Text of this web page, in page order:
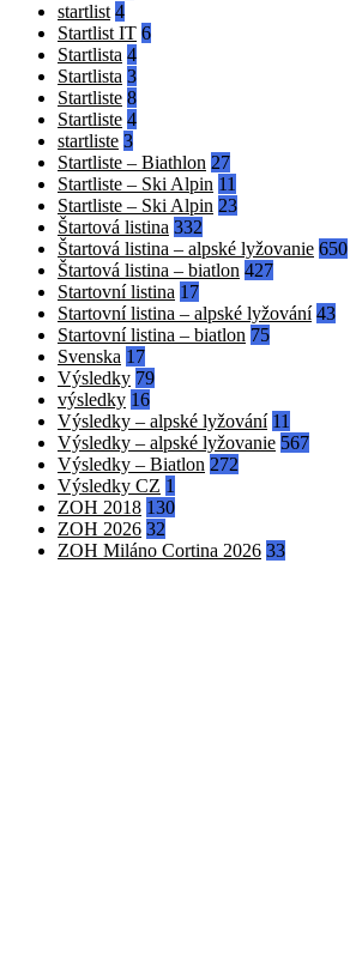
startlist 4
Startlist IT 6
Startlista 4
Startlista 3
Startliste 8
Startliste 4
startliste 3
Startliste – Biathlon 27
Startliste – Ski Alpin 11
Startliste – Ski Alpin 23
Štartová listina 332
Štartová listina – alpské lyžovanie 650
Štartová listina – biatlon 427
Startovní listina 17
Startovní listina – alpské lyžování 43
Startovní listina – biatlon 75
Svenska 17
Výsledky 79
výsledky 16
Výsledky – alpské lyžování 11
Výsledky – alpské lyžovanie 567
Výsledky – Biatlon 272
Výsledky CZ 1
ZOH 2018 130
ZOH 2026 32
ZOH Miláno Cortina 2026 33